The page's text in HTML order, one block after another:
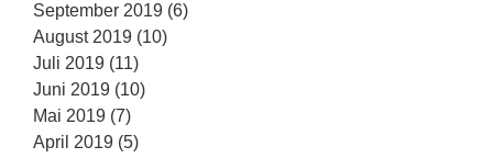
September 2019 (6)
August 2019 (10)
Juli 2019 (11)
Juni 2019 (10)
Mai 2019 (7)
April 2019 (5)